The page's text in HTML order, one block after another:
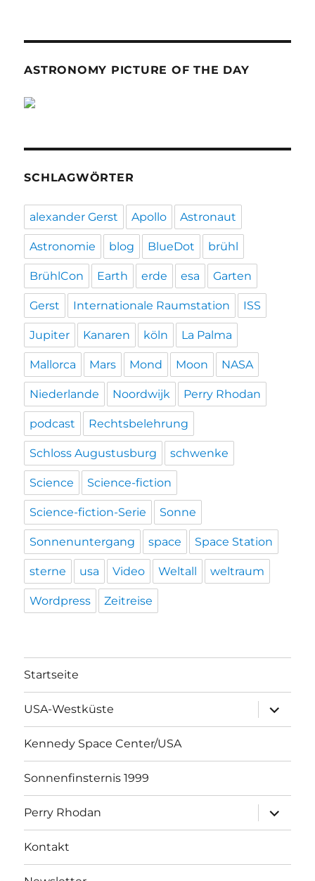
ASTRONOMY PICTURE OF THE DAY
SCHLAGWÖRTER
alexander Gerst Apollo Astronaut
Astronomie blog BlueDot brühl
BrühlCon Earth erde esa Garten
Gerst Internationale Raumstation ISS
Jupiter Kanaren köln La Palma
Mallorca Mars Mond Moon NASA
Niederlande Noordwijk Perry Rhodan
podcast Rechtsbelehrung
Schloss Augustusburg schwenke
Science Science-fiction
Science-fiction-Serie Sonne
Sonnenuntergang space Space Station
sterne usa Video Weltall weltraum
Wordpress Zeitreise
Startseite
USA-Westküste
öffnen
Kennedy Space Center/USA
Sonnenfinsternis 1999
Perry Rhodan
öffnen
Kontakt